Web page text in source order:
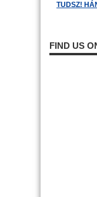
TUDSZ!
FIND US